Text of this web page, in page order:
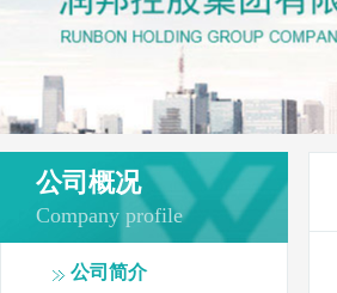
公司概况
Company profile
公司简介